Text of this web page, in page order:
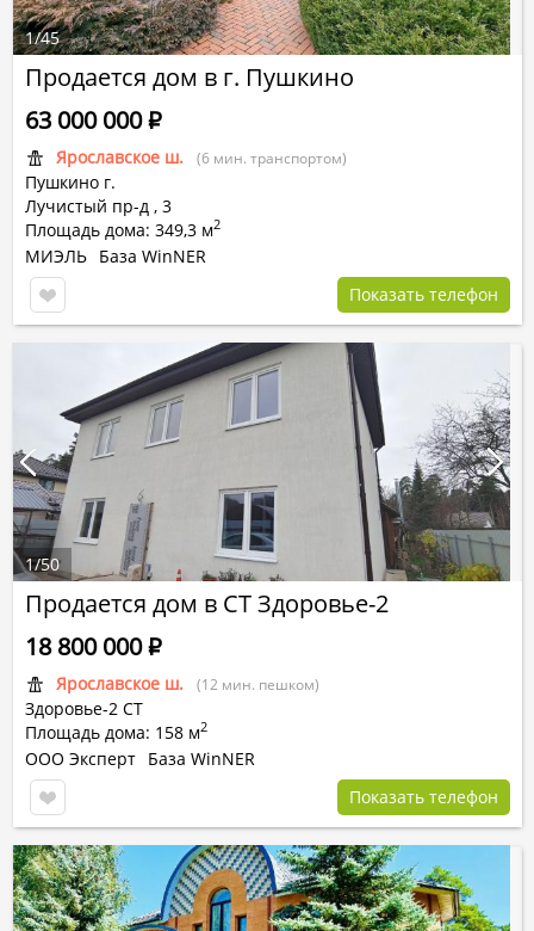
Продается дом в г. Пушкино
Ярославское ш. (6 мин. транспортом)
Пушкино г.
Лучистый пр-д , 3
Площадь дома: 349,3 м2
63 000 000Р
МИЭЛЬ База WinNER
Показать телефон
1/45
Продается дом в СТ Здоровье-2
Ярославское ш. (12 мин. пешком)
Здоровье-2 СТ
Площадь дома: 158 м2
18 800 000Р
ООО Эксперт База WinNER
Показать телефон
1/50